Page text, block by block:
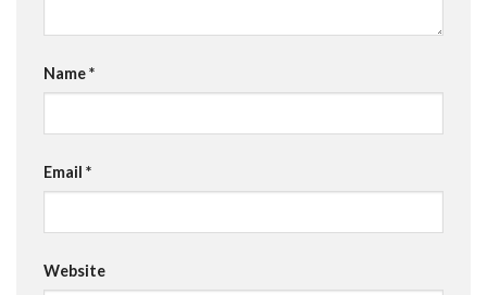
Name*
Email *
Website